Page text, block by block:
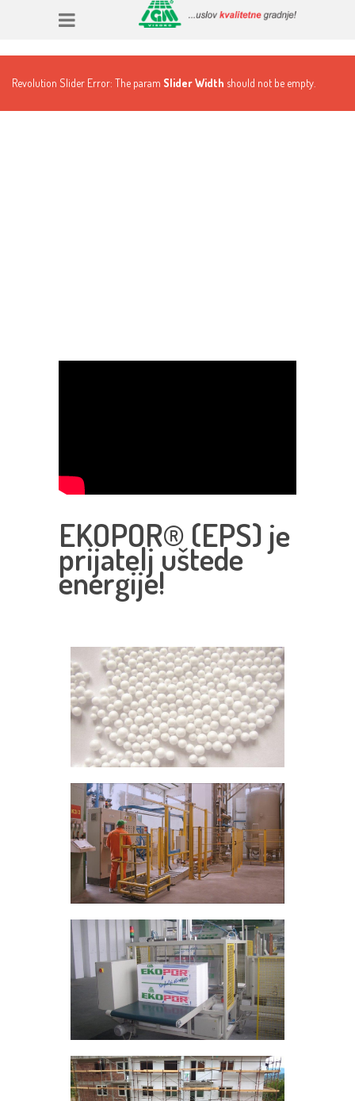
Revolution Slider Error: The param Slider Width should not be empty.
EKOPOR® (EPS) je
prijatelj uštede
energije!